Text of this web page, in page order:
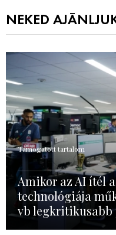
NEKED
Támogatott tartalom
Amikor az AI ítél
technológiája
vb